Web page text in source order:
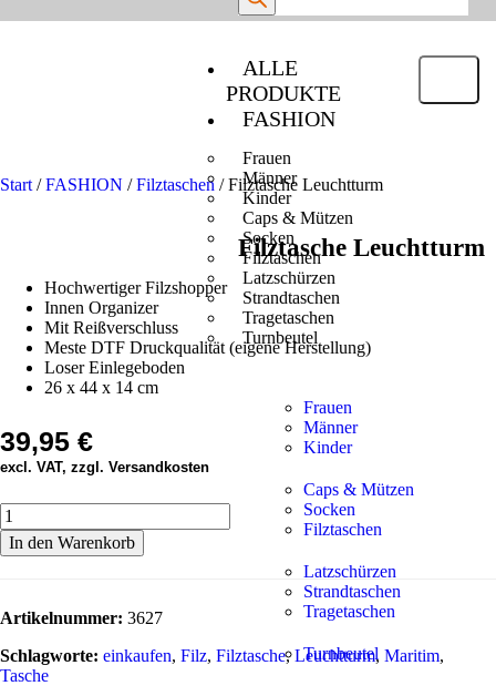
ALLE
PRODUKTE
FASHION
Frauen
Männer
Kinder
Caps & Mützen
Socken
Filztaschen
Latzschürzen
Strandtaschen
Tragetaschen
Turnbeutel
Frauen
Männer
Kinder
Caps & Mützen
Socken
Filztaschen
Latzschürzen
Strandtaschen
Tragetaschen
Turnbeutel
Start /FASHION /Filztaschen / Filztasche Leuchtturm
Filztasche Leuchtturm
Hochwertiger Filzshopper
Innen Organizer
Mit Reißverschluss
Meste DTF Druckqualität (eigene Herstellung)
Loser Einlegeboden
26 x 44 x 14 cm
39,95 €
excl. VAT, zzgl. Versandkosten
In den Warenkorb
Artikelnummer: 3627
Schlagworte: einkaufen, Filz, Filztasche,Leuchtturm, Maritim,
Tasche